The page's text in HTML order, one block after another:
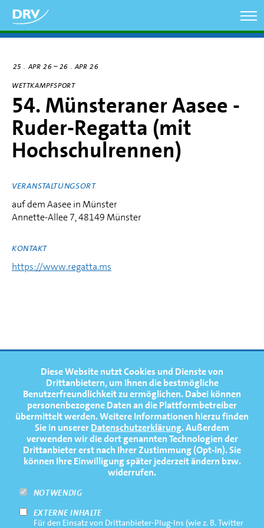
Diese Website nutzt Cookies und Dienste von
Drittanbietern, um Ihnen die bestmögliche
Benutzerfreundlichkeit zu ermöglichen.Dabei können
personenbezogene Daten an die Plattformbetreiber
übermittelt werden. Weitere Informationen hierzu finden
Sie in unsererDatenschutzerklärung. Außerdem
verwenden wir die dort genannten Technologien der
Drittanbieter erst nach Ihrer Zustimmung (Opt-In). Sie
können Ihre Einwilligung später jederzeit ändern bzw.
widerrufen.
NOTWENDIG
EXTERNE INHALTE
Für den Einsatz von Drittanbieter-Plug-Ins (wie z. B. Twitter
zum
Inhalt
25 APR 26–26
APR 26
WETTKAMPFSPORT
54. Münsteraner Aasee -
Ruder-Regatta (mit
Hochschulrennen)
VERANSTALTUNGSORT
auf dem Aasee in Münster
Annette-Allee 7, 48149 Münster
KONTAKT
https://www.regatta.ms
FOOTERNAVIGATION
NEWS
TERMINE
MEDIATHEK
PRESSE
FAQ
NEWSLETTER
Footernavigation
Impressum